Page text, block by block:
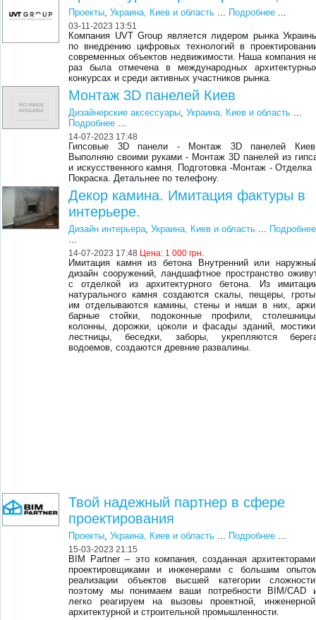
Проекты ,Украина, Киев и область Подробнее
03-11-2023 13:51
Компания UVT Group является лидером рынка
по внедрению цифровых технологий в
современных объектов недвижимости. Наша компания
раз была отмечена в международных
конкурсах и среди активных участников рынка.
Монтаж 3D панелей Киев
Дизайнерские аксессуары ,Украина, Киев и область
Подробнее
14-07-2023 17:48
Гипсовые 3D панели - Монтаж 3D панелей
Выполняю своими руками - Монтаж 3D панелей из
и искусственного камня. Подготовка -Монтаж - Отделка
Покраска. Детальнее по телефону.
Декор камина. Имитация фактуры в
интерьере.
Дизайн интерьера ,Украина, Киев и область
Подробнее
14-07-2023 17:48 Цена: 1 000 грн.
Имитация камня из бетона Внутренний или
дизайн сооружений, ландшафтное пространство
с отделкой из архитектурного бетона. Из
натурального камня создаются скалы, пещеры,
им отделываются камины, стены и ниши в них,
барные стойки, подоконные профили,
колонны, дорожки, цоколи и фасады зданий,
лестницы, беседки, заборы, укрепляются
водоемов, создаются древние развалины.
Твой надежный партнер в сфере
проектирования
Проекты ,Украина, Киев и область Подробнее
15-03-2023 21:15
BIM Partner – это компания, созданная
проектировщиками и инженерами с большим
реализации объектов высшей категории
поэтому мы понимаем ваши потребности BIM/CAD
легко реагируем на вызовы проектной,
архитектурной и строительной промышленности.